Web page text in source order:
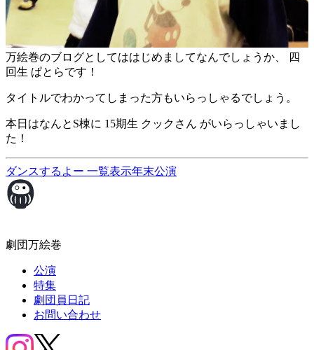
万絵巻のブログとしてははじめましてなんでしょうか、 四
回生 ぱとらです！
タイトルでわかってしまった方もいらっしゃるでしょう。
本日はなんとS棟に 15期生 クックさん がいらっしゃいまし
た！
ダンスするよー 一覧表示年末公演
劇団万絵巻
公演
特集
劇団員日記
お問い合わせ